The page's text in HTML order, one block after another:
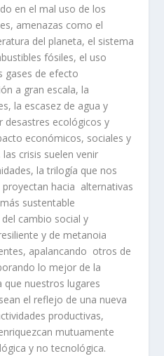
en el mal uso de los
amenazas como el
del planeta, el sistema
fósiles, el uso
gases de efecto
a gran escala, la
la escasez de agua y
ecológicos y
económicos, sociales y
crisis suelen venir
la trilogía que nos
hacia alternativas
sustentable
cambio social y
y de metanoia
apalancando otros de
lo mejor de la
que nuestros lugares
el reflejo de una nueva
productivas,
mutuamente
y no tecnológica.